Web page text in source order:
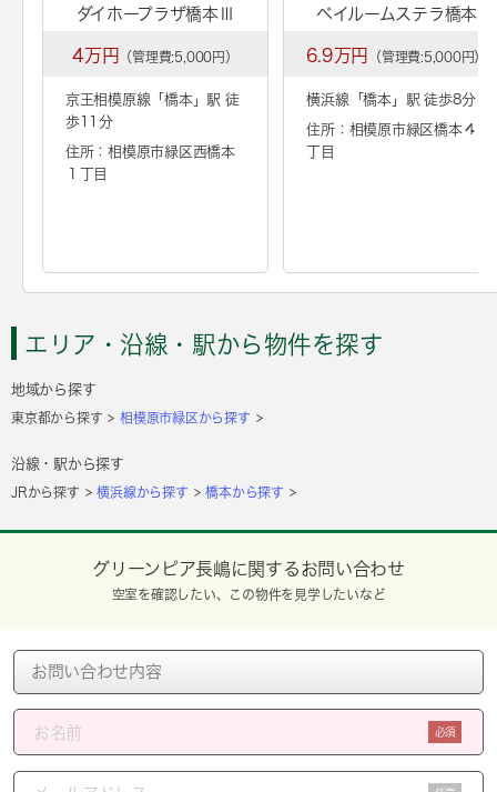
ダイホープラザ橋本Ⅲ
4万円 （管理費:5,000円）
京王相模原線「橋本」駅 徒
歩11分
住所：相模原市緑区西橋本
１丁目
ベイルームステラ橋本
6.9万円 （管理費:5,000円）
横浜線「橋本」駅 徒歩8分
住所：相模原市緑区橋本４
丁目
エリア・沿線・駅から物件を探す
地域から探す
東京都から探す 相模原市緑区から探す
沿線・駅から探す
JRから探す 横浜線から探す 橋本から探す
グリーンピア長嶋に関するお問い合わせ
空室を確認したい、この物件を見学したいなど
必須